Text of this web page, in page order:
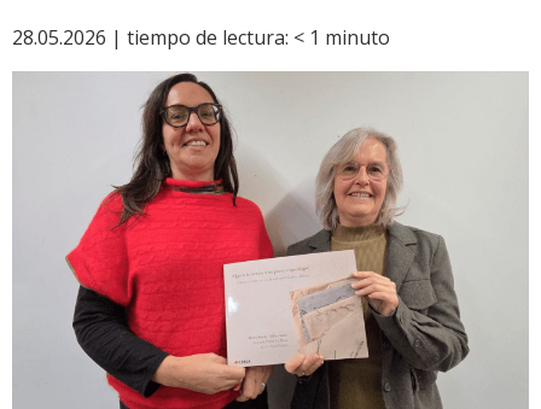
28.05.2026 | tiempo de lectura: < 1 minuto